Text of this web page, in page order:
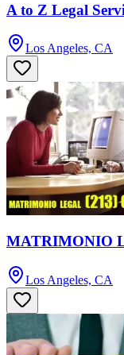
A to Z Legal
Los Angeles, CA
MATRIMONIO
Los Angeles, CA